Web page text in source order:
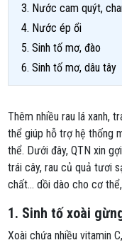
3. Nước cam quýt,
4. Nước ép ổi
5. Sinh tố mơ, đào
6. Sinh tố mơ, dâu tây
Thêm nhiều rau lá xanh,
thể giúp hỗ trợ hệ thống
thể. Dưới đây, QTN xin
trái cây, rau củ quả tươi
chất... dồi dào cho cơ
1. Sinh tố xoài
Xoài chứa nhiều vitamin